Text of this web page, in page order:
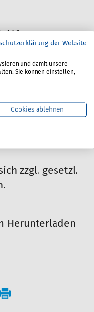
143
Mitgliedern
zzgl. gesetzl.
Herunterladen
der Website
und damit unsere
Sie können einstellen,
Cookies ablehnen